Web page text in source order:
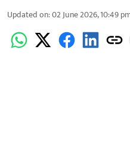
Updated on:02 June 2026, 10:49